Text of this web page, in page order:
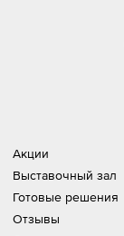
Акции
Выставочный зал
Готовые решения
Отзывы